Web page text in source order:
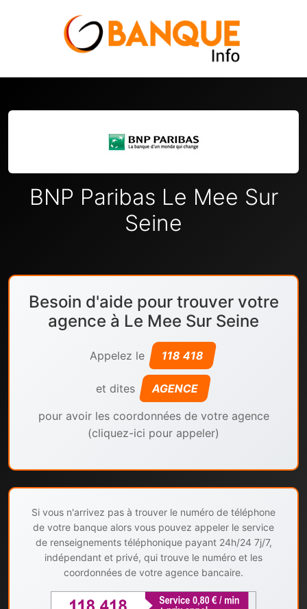
BNP Paribas Le Mee Sur
Seine
Besoin d'aide pour trouver votre
agence à Le Mee Sur Seine
Appelez le 118 418
et dites AGENCE
pour avoir les coordonnées de votre agence
(cliquez-ici pour appeler)
Si vous n'arrivez pas à trouver le numéro de téléphone
de votre banque alors vous pouvez appeler le service
de renseignements téléphonique payant 24h/24 7j/7,
indépendant et privé, qui trouve le numéro et les
coordonnées de votre agence bancaire.